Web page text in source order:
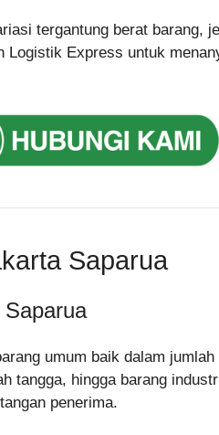
tergantung berat barang,
Logistik Express untuk
Saparua
umum baik dalam
tangga, hingga barang
penerima.